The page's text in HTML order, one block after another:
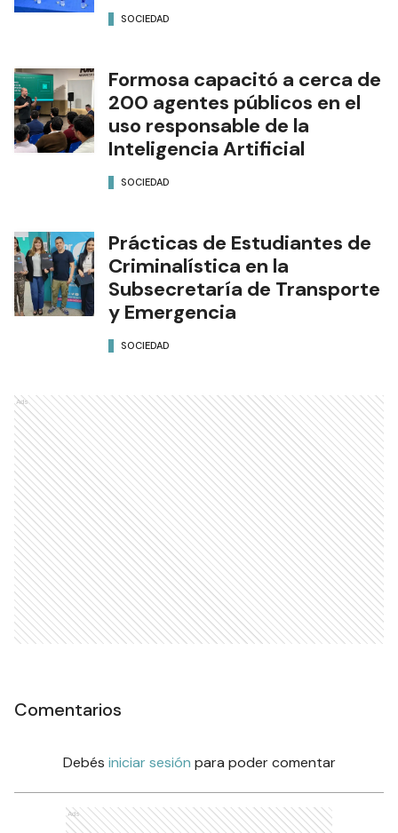
SOCIEDAD
Formosa capacitó a cerca de
200 agentes públicos en el
uso responsable de la
Inteligencia Artificial
SOCIEDAD
Prácticas de Estudiantes de
Criminalística en la
Subsecretaría de Transporte
y Emergencia
SOCIEDAD
Ads
Comentarios
Debés iniciar sesión para poder comentar
Ads